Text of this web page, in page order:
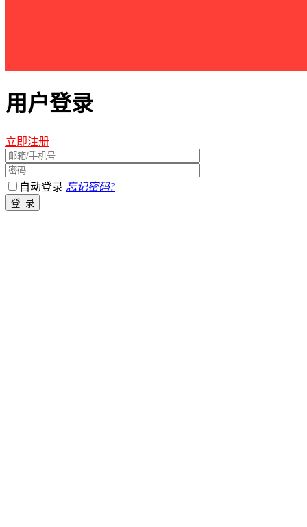
用户登录
立即注册
自动登录 忘记密码?